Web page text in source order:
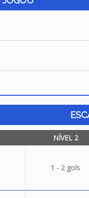
NÍVEL 2
1 - 2 gols